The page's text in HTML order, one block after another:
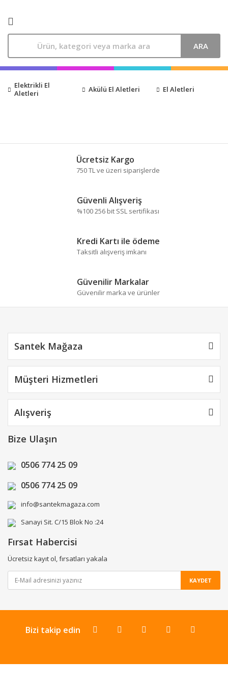
ARA
Elektrikli El
Aletleri
Akülü El Aletleri El Aletleri
Ücretsiz Kargo
750 TL ve üzeri siparişlerde
Güvenli Alışveriş
%100 256 bit SSL sertifikası
Kredi Kartı ile ödeme
Taksitli alışveriş imkanı
Güvenilir Markalar
Güvenilir marka ve ürünler
Santek Mağaza
Müşteri Hizmetleri
Alışveriş
Bize Ulaşın
0506 774 25 09
0506 774 25 09
info@santekmagaza.com
Sanayi Sit. C/15 Blok No :24
Fırsat Habercisi
Ücretsiz kayıt ol, fırsatları yakala
KAYDET
Bizi takip edin